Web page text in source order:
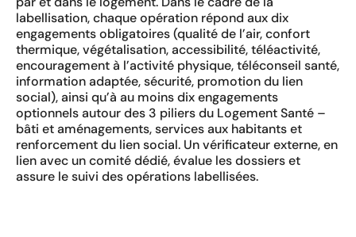
labellisation, chaque opération répond aux dix
engagements obligatoires (qualité de l’air, confort
thermique, végétalisation, accessibilité, téléactivité,
encouragement à l’activité physique, téléconseil santé,
information adaptée, sécurité, promotion du lien
social), ainsi qu’à au moins dix engagements
optionnels autour des 3 piliers du Logement Santé –
bâti et aménagements, services aux habitants et
renforcement du lien social. Un vérificateur externe, en
lien avec un comité dédié, évalue les dossiers et
assure le suivi des opérations labellisées.